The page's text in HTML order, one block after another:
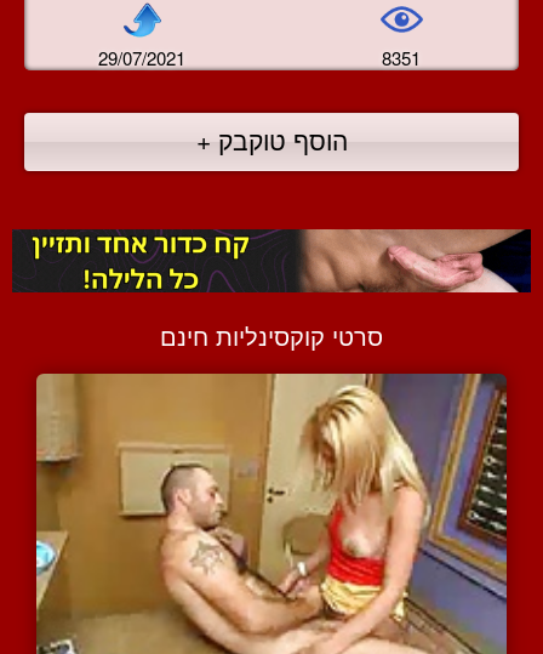
29/07/2021 8351
הוסף טוקבק +
סרטי קוקסינליות חינם